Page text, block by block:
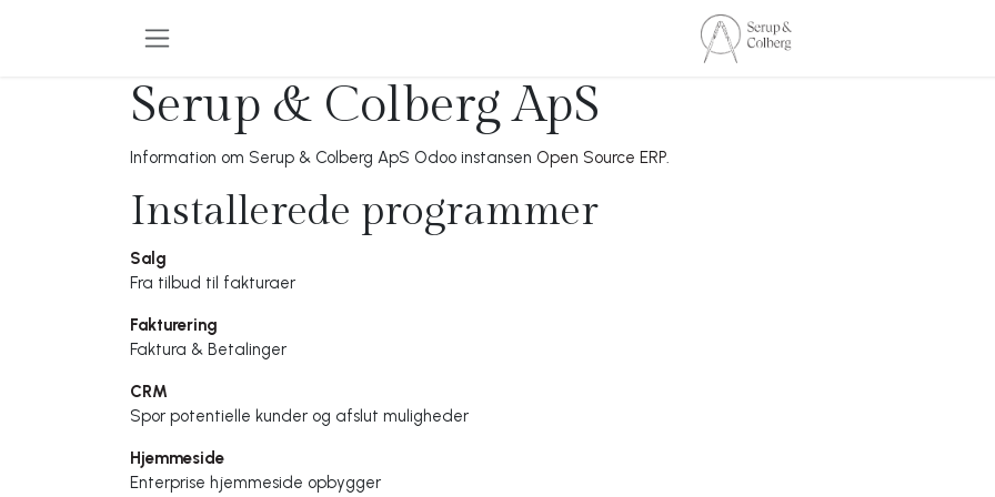
Serup & Colberg ApS
Information om Serup & Colberg ApS Odoo instansen Open Source ERP.
Installerede programmer
Salg
Fra tilbud til fakturaer
Fakturering
Faktura & Betalinger
CRM
Spor potentielle kunder og afslut muligheder
Hjemmeside
Enterprise hjemmeside opbygger